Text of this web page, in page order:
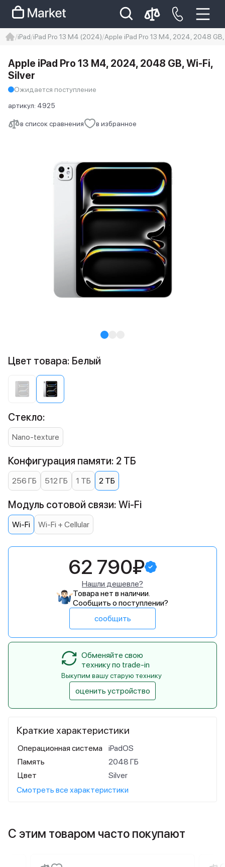
Iphone 14 pro max
айфон 14
iPad iPad Pro 13 M4 (2024) Apple iPad Pro 13 M4, 2024, 2048 GB,
в список сравнения в избранное
Apple iPad Pro 13 M4, 2024, 2048 GB, Wi-Fi,
Silver
Ожидается поступление
артикул: 4925
Краткие характеристики
Операционная система
iPadOS
Память
2048 ГБ
Цвет
Silver
Смотреть все характеристики
Цвет товара: Белый
Стекло:
Nano-texture
Конфигурация памяти: 2 ТБ
256 ГБ 512 ГБ 1 ТБ 2 ТБ
Модуль сотовой связи: Wi-Fi
Wi-Fi Wi-Fi + Cellular
62 790₽
Нашли дешевле?
Товара нет в наличии.
Сообщить о поступлении?
сообщить
Обменяйте свою
технику по trade-in
Выкупим вашу старую технику
оценить устройство
С этим товаром часто покупают